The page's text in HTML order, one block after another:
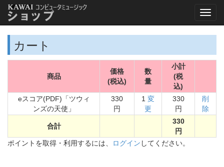
カート
商品
価格
(税込)
数
量
小計
(税
込)
eスコア(PDF)「ツウィ
ンズの天使」
330
円
1 変
更
330
円
削
除
合計
330
円
ポイントを取得・利用するには、 ログイン してください。